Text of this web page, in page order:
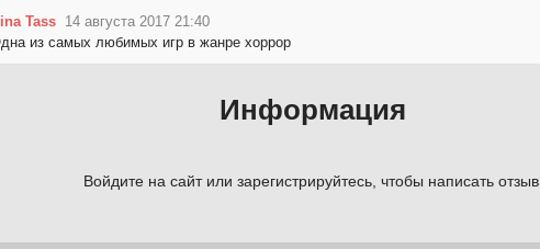
Tass
14 августа 2017 21:40
из самых любимых игр в жанре хоррор
Информация
Войдите на сайт или зарегистрируйтесь, чтобы написать отзыв.